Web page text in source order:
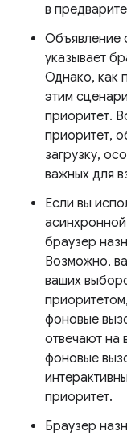
в
Объявление
указывает
Однако, как
этим
приоритет.
приоритет,
загрузку,
важных для
Если вы
браузер
Возможно,
ваших
фоновые
отвечают на
фоновые
приоритет.
Браузер